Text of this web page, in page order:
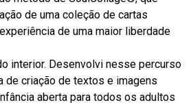
de uma coleção de cartas
de uma maior liberdade
interior. Desenvolvi nesse percurso
de criação de textos e imagens
aberta para todos os adultos